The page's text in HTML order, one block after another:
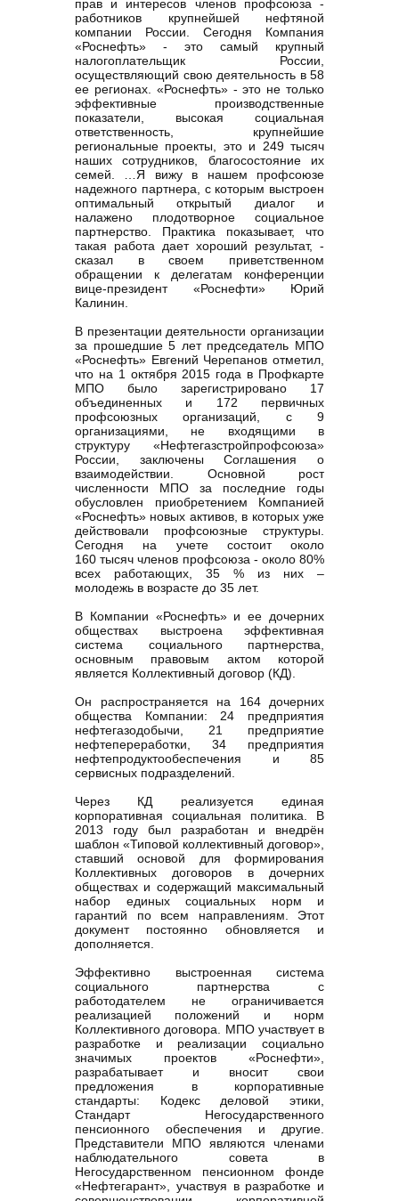
прав и интересов членов профсоюза -
работников крупнейшей нефтяной
компании России. Сегодня Компания
«Роснефть» - это самый крупный
налогоплательщик России,
осуществляющий свою деятельность в 58
ее регионах. «Роснефть» - это не только
эффективные производственные
показатели, высокая социальная
ответственность, крупнейшие
региональные проекты, это и 249 тысяч
наших сотрудников, благосостояние их
семей. …Я вижу в нашем профсоюзе
надежного партнера, с которым выстроен
оптимальный открытый диалог и
налажено плодотворное социальное
партнерство. Практика показывает, что
такая работа дает хороший результат, -
сказал в своем приветственном
обращении к делегатам конференции
вице-президент «Роснефти» Юрий
Калинин.
В презентации деятельности организации
за прошедшие 5 лет председатель МПО
«Роснефть» Евгений Черепанов отметил,
что на 1 октября 2015 года в Профкарте
МПО было зарегистрировано 17
объединенных и 172 первичных
профсоюзных организаций, с 9
организациями, не входящими в
структуру «Нефтегазстройпрофсоюза»
России, заключены Соглашения о
взаимодействии. Основной рост
численности МПО за последние годы
обусловлен приобретением Компанией
«Роснефть» новых активов, в которых уже
действовали профсоюзные структуры.
Сегодня на учете состоит около
160 тысяч членов профсоюза - около 80%
всех работающих, 35 % из них –
молодежь в возрасте до 35 лет.
В Компании «Роснефть» и ее дочерних
обществах выстроена эффективная
система социального партнерства,
основным правовым актом которой
является Коллективный договор (КД).
Он распространяется на 164 дочерних
общества Компании: 24 предприятия
нефтегазодобычи, 21 предприятие
нефтепереработки, 34 предприятия
нефтепродуктообеспечения и 85
сервисных подразделений.
Через КД реализуется единая
корпоративная социальная политика. В
2013 году был разработан и внедрён
шаблон «Типовой коллективный договор»,
ставший основой для формирования
Коллективных договоров в дочерних
обществах и содержащий максимальный
набор единых социальных норм и
гарантий по всем направлениям. Этот
документ постоянно обновляется и
дополняется.
Эффективно выстроенная система
социального партнерства с
работодателем не ограничивается
реализацией положений и норм
Коллективного договора. МПО участвует в
разработке и реализации социально
значимых проектов «Роснефти»,
разрабатывает и вносит свои
предложения в корпоративные
стандарты: Кодекс деловой этики,
Стандарт Негосударственного
пенсионного обеспечения и другие.
Представители МПО являются членами
наблюдательного совета в
Негосударственном пенсионном фонде
«Нефтегарант», участвуя в разработке и